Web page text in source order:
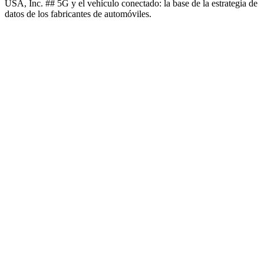
USA, Inc. ## 5G y el vehículo conectado: la base de la estrategia de
datos de los fabricantes de automóviles.